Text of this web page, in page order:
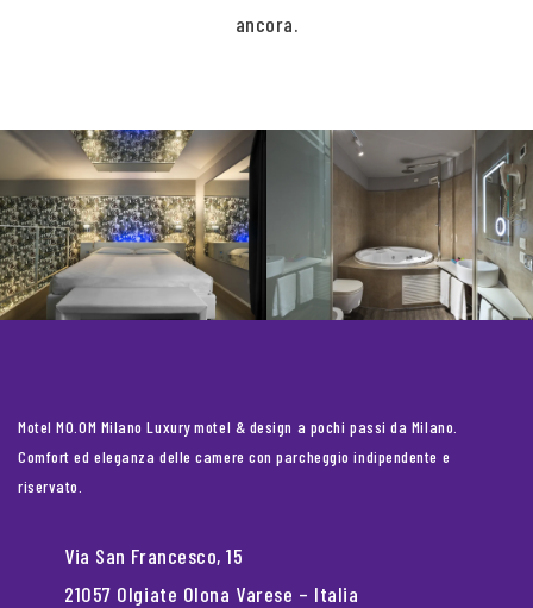
ancora.
Motel MO.OM Milano Luxury motel & design a pochi passi da Milano.
Comfort ed eleganza delle camere con parcheggio indipendente e
riservato.
Via San Francesco, 15
21057 Olgiate Olona Varese – Italia